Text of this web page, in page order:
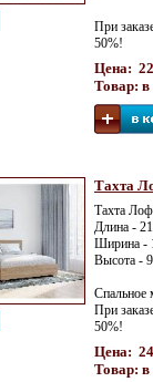
При
50%!
Цена:
Товар: в
Тахта
Тахта
Длина -
Ширина -
Высота -
Спальное
При
50%!
Цена:
Товар: в